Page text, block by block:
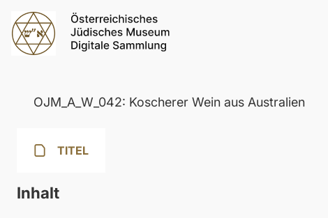
OJM_A_W_042: Koscherer Wein aus Australien
TITEL
Inhalt